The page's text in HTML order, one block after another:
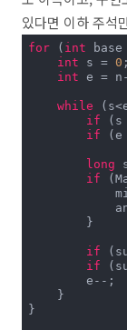
있다면 이하 주석
for ( int base
int s = 0
int e = n-
while
if (s
if (e
long
if
        }
if
if
    }
}